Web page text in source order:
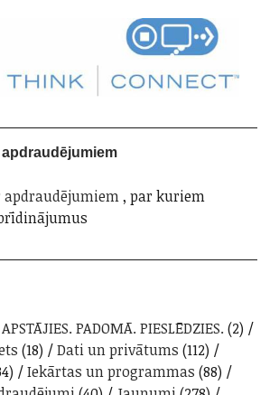
, par kuriem
APSTĀJIES. PADOMĀ. PIESLĒDZIES. (2)
(18) Dati un privātums (112)
Iekārtas un programmas (88)